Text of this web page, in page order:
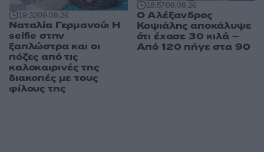
19:3209.08.26
Ναταλία Γερμανού: Η
selfie στην
ξαπλώστρα και οι
πόζες από τις
καλοκαιρινές της
διακοπές με τους
φίλους της
18:5709.08.26
Ο Αλέξανδρος
Κοψιάλης αποκάλυψε
ότι έχασε 30 κιλά –
Από 120 πήγε στα 90